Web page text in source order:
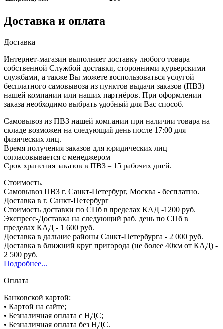
Доставка и оплата
Доставка
Интернет-магазин выполняет доставку любого товара
собственной Службой доставки, сторонними курьерскими
службами, а также Вы можете воспользоваться услугой
бесплатного самовывоза из пунктов выдачи заказов (ПВЗ)
нашей компании или наших партнёров. При оформлении
заказа необходимо выбрать удобный для Вас способ.
Самовывоз из ПВЗ нашей компании при наличии товара на
складе возможен на следующий день после 17:00 для
физических лиц.
Время получения заказов для юридических лиц
согласовывается с менеджером.
Срок хранения заказов в ПВЗ – 15 рабочих дней.
Стоимость.
Самовывоз ПВЗ г. Санкт-Петербург, Москва - бесплатно.
Доставка в г. Санкт-Петербург
Стоимость доставки по СПб в пределах КАД -1200 руб.
Экспресс-Доставка на следующий раб. день по СПб в
пределах КАД - 1 600 руб.
Доставка в дальние районы Санкт-Петербурга - 2 000 руб.
Доставка в ближний круг пригорода (не более 40км от КАД) -
2 500 руб.
Подробнее...
Оплата
Банковской картой:
• Картой на сайте;
• Безналичная оплата с НДС;
• Безналичная оплата без НДС.